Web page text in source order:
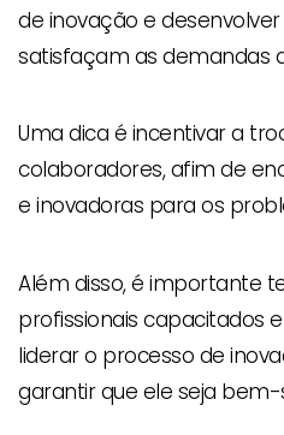
de inovação e
satisfaçam as demandas
Uma dica é incentivar a
colaboradores, afim de
e inovadoras para os
Além disso, é importante
profissionais capacitados
liderar o processo de
garantir que ele seja bem-